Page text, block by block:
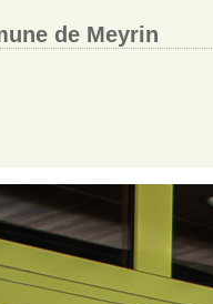
de Meyrin